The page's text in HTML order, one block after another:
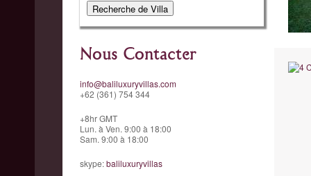
Nous Contacter
info@baliluxuryvillas.com
+62 (361) 754 344
+8hr GMT
Lun. à Ven. 9:00 à 18:00
Sam. 9:00 à 18:00
skype: baliluxuryvillas